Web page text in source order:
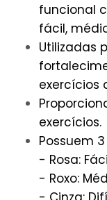
funcional
fácil,
Utilizadas
exercícios
exercícios.
Possuem
- Rosa:
- Roxo: